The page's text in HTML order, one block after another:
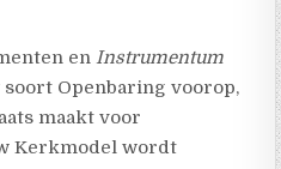
enInstrumentum
Openbaring voorop,
maakt voor
Kerkmodel wordt